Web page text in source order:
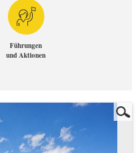
Führungen
und Aktionen